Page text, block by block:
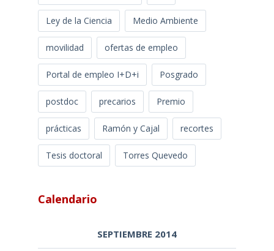
Ley de la Ciencia Medio Ambiente
movilidad ofertas de empleo
Portal de empleo I+D+i Posgrado
postdoc precarios Premio
prácticas Ramón y Cajal recortes
Tesis doctoral Torres Quevedo
Calendario
SEPTIEMBRE 2014